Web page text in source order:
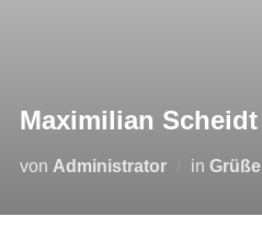
Maximilian Scheidt
von Administrator in Grüße